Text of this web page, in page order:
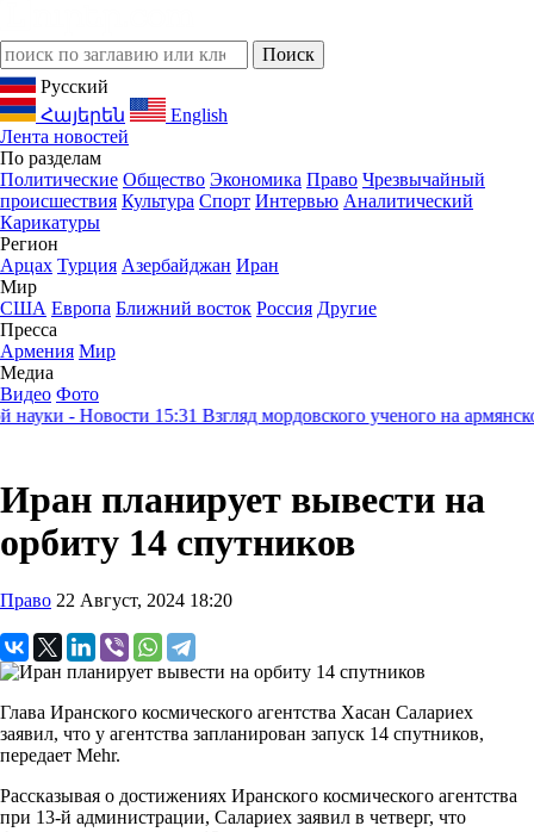
Русский
Հայերեն
English
Лента новостей
По разделам
Политические Общество Экономика Право Чрезвычайный
происшествия Культура Спорт Интервью Аналитический
Карикатуры
Регион
Арцах Турция Азербайджан Иран
Мир
США Европа Ближний восток Россия Другие
Пресса
Армения Мир
Медиа
Видео Фото
- Новости15:31Взгляд мордовского ученого на армянское
Иран планирует вывести на
орбиту 14 спутников
Право 22 Август, 2024 18:20
Глава Иранского космического агентства Хасан Салариех
заявил, что у агентства запланирован запуск 14 спутников,
передает Mehr.
Рассказывая о достижениях Иранского космического агентства
при 13-й администрации, Салариех заявил в четверг, что